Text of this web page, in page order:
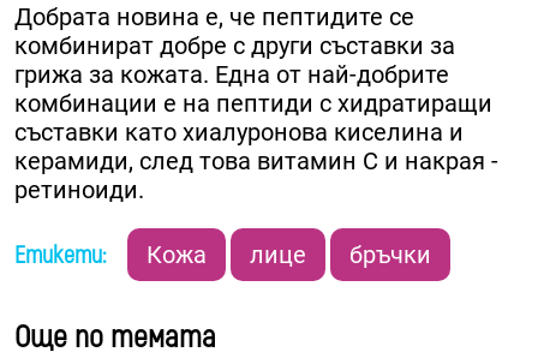
Добрата новина е, че пептидите се
комбинират добре с други съставки за
грижа за кожата. Една от най-добрите
комбинации е на пептиди с хидратиращи
съставки като хиалуронова киселина и
керамиди, след това витамин С и накрая -
ретиноиди.
Етикети: Кожа лице бръчки
Още по темата